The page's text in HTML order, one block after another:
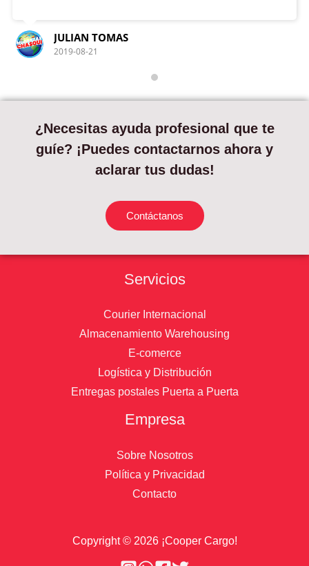
JULIAN TOMAS
2019-08-21
¿Necesitas ayuda profesional que te
guíe? ¡Puedes contactarnos ahora y
aclarar tus dudas!
Contáctanos
Servicios
Courier Internacional
Almacenamiento Warehousing
E-comerce
Logística y Distribución
Entregas postales Puerta a Puerta
Empresa
Sobre Nosotros
Política y Privacidad
Contacto
Copyright © 2026 ¡Cooper Cargo!